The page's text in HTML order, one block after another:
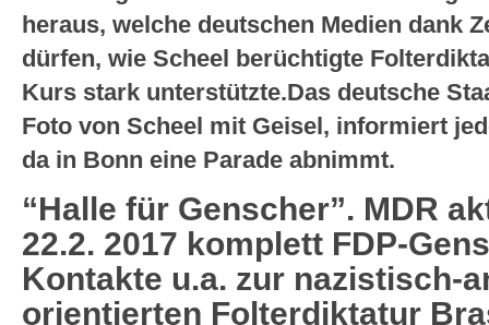
heraus, welche deutschen Medien dank
dürfen, wie Scheel berüchtigte
Kurs stark unterstützte.Das deutsche
Foto von Scheel mit Geisel, informiert
da in Bonn eine Parade abnimmt.
“Halle für Genscher”. MDR
22.2. 2017 komplett FDP-
Kontakte u.a. zur nazistisch-
orientierten Folterdiktatur